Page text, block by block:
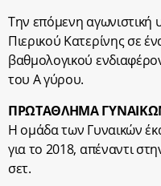
Την επόμενη αγωνιστική
Πιερικού Κατερίνης σε
βαθμολογικού
του Α γύρου.
ΠΡΩΤΑΘΛΗΜΑ
Η ομάδα των Γυναικών
για το 2018, απέναντι
σετ.